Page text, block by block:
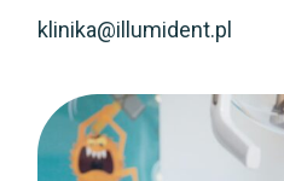
klinika@illumident.pl